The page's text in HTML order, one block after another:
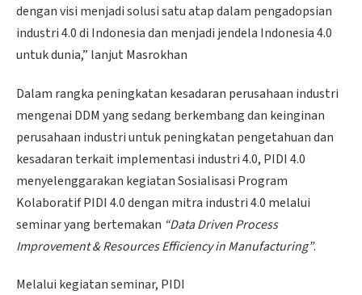
dengan visi menjadi solusi satu atap dalam pengadopsian
industri 4.0 di Indonesia dan menjadi jendela Indonesia 4.0
untuk dunia,” lanjut Masrokhan
Dalam rangka peningkatan kesadaran perusahaan industri
mengenai DDM yang sedang berkembang dan keinginan
perusahaan industri untuk peningkatan pengetahuan dan
kesadaran terkait implementasi industri 4.0, PIDI 4.0
menyelenggarakan kegiatan Sosialisasi Program
Kolaboratif PIDI 4.0 dengan mitra industri 4.0 melalui
seminar yang bertemakan “Data Driven Process
Improvement & Resources Efficiency in Manufacturing”.
Melalui kegiatan seminar, PIDI